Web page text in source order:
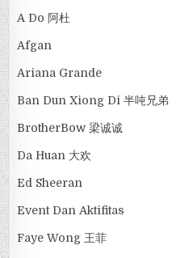
A Do 阿杜
Afgan
Ariana Grande
Ban Dun Xiong Di 半吨兄弟
BrotherBow 梁诚诚
Da Huan 大欢
Ed Sheeran
Event Dan Aktifitas
Faye Wong 王菲